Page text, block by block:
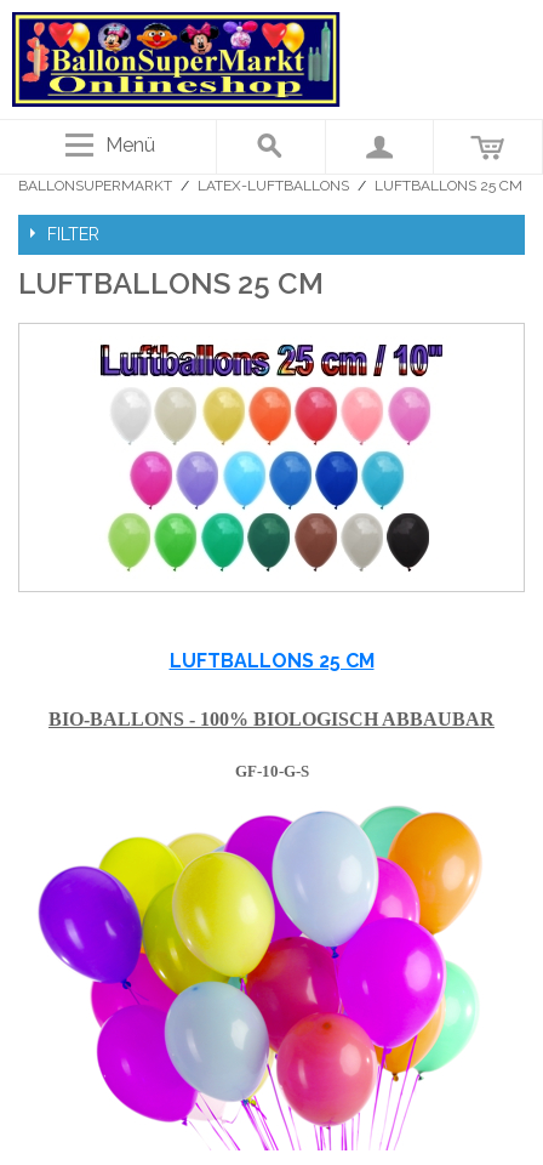
Menü
BALLONSUPERMARKT / LATEX-LUFTBALLONS / LUFTBALLONS 25 CM
FILTER
LUFTBALLONS 25 CM
LUFTBALLONS 25 CM
BIO-BALLONS - 100% BIOLOGISCH ABBAUBAR
GF-10-G-S